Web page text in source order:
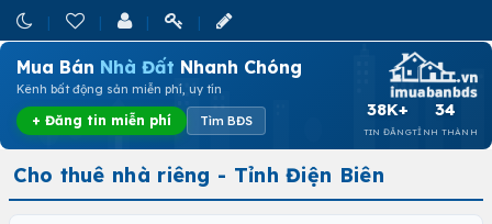
Mua Bán Nhà Đất Nhanh Chóng
Kênh bất động sản miễn phí, uy tín
+ Đăng tin miễn phí Tìm BĐS
38K+
TIN ĐĂNG
34
TỈNH THÀNH
Cho thuê nhà riêng - Tỉnh Điện Biên